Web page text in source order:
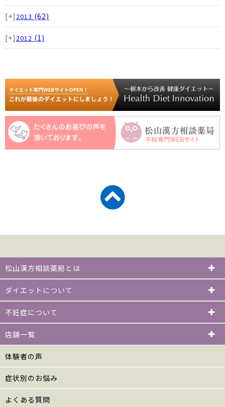
[+] 2013 (62)
[+] 2012 (1)
松山漢方相談薬局とは
ダイエットについて
不妊症について
店舗一覧
体験者の声
症状別のお悩み
よくある質問